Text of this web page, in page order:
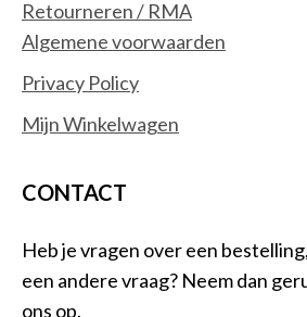
Retourneren / RMA
Algemene voorwaarden
Privacy Policy
Mijn Winkelwagen
CONTACT
Heb je vragen over een
een andere vraag? Neem dan
ons op.